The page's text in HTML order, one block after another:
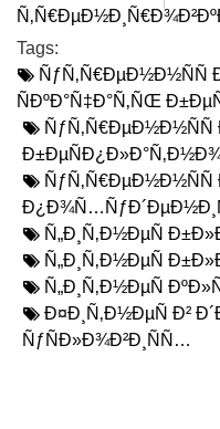
Tags:
ÑƒÑ‚Ñ€ÐµÐ½Ð½ÑÑ
ÑÐºÐ°Ñ‡Ð°Ñ‚ÑŒ
ÑƒÑ‚Ñ€ÐµÐ½Ð½ÑÑ
ÑƒÑ‚Ñ€ÐµÐ½Ð½ÑÑ
Ñ„Ð¸Ñ‚Ð½ÐµÑ
Ñ„Ð¸Ñ‚Ð½ÐµÑ
Ñ„Ð¸Ñ‚Ð½ÐµÑ
Ð¤Ð¸Ñ‚Ð½ÐµÑ Ð²
ÑƒÑÐ»Ð¾Ð²Ð¸ÑÑ…